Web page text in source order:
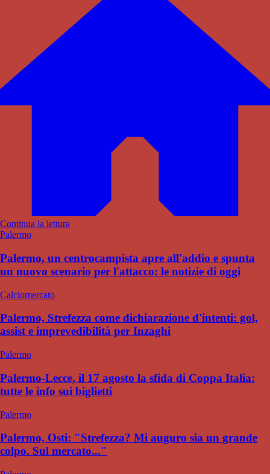
Continua la lettura
Palermo
Palermo, un centrocampista apre all'addio e spunta
un nuovo scenario per l'attacco: le notizie di oggi
Calciomercato
Palermo, Strefezza come dichiarazione d'intenti: gol,
assist e imprevedibilità per Inzaghi
Palermo
Palermo-Lecce, il 17 agosto la sfida di Coppa Italia:
tutte le info sui biglietti
Palermo
Palermo, Osti: "Strefezza? Mi auguro sia un grande
colpo. Sul mercato..."